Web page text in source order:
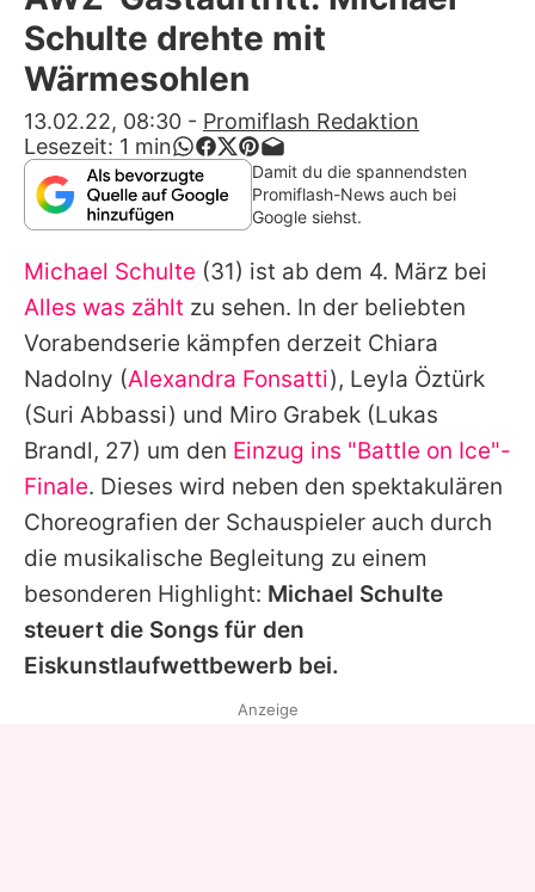
Alle Themen auf Promiflash
App runterladen
Team
Redaktionelle Richtlinien
Impressum
Datenschutzerklärung
Nutzungsbedingungen
Utiq verwalten
Schulte drehte mit
Wärmesohlen
13.02.22, 08:30 - Promiflash Redaktion
Lesezeit: 1 min
Damit du die spannendsten
Promiflash-News auch bei
Google siehst.
Michael Schulte (31) ist ab dem 4. März bei
Alles was zählt zu sehen. In der beliebten
Vorabendserie kämpfen derzeit Chiara
Nadolny (Alexandra Fonsatti), Leyla Öztürk
(Suri Abbassi) und Miro Grabek (Lukas
Brandl, 27) um den Einzug ins "Battle on Ice"-
Finale. Dieses wird neben den spektakulären
Choreografien der Schauspieler auch durch
die musikalische Begleitung zu einem
besonderen Highlight: Michael Schulte
steuert die Songs für den
Eiskunstlaufwettbewerb bei.
Anzeige